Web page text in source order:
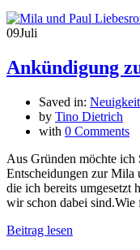
09Juli
Ankündigung
Saved in:
by Tino Dietrich
with 0 Comments
Aus Gründen möchte ich
Entscheidungen zur Mila
die ich bereits umgesetzt
wir schon dabei
Beitrag lesen